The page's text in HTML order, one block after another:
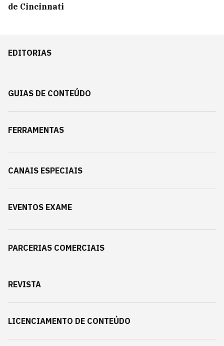
de Cincinnati
EDITORIAS
GUIAS DE CONTEÚDO
FERRAMENTAS
CANAIS ESPECIAIS
EVENTOS EXAME
PARCERIAS COMERCIAIS
REVISTA
LICENCIAMENTO DE CONTEÚDO